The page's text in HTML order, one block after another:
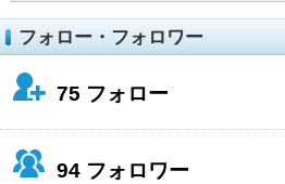
フォロー・フォロワー
75 フォロー
94 フォロワー